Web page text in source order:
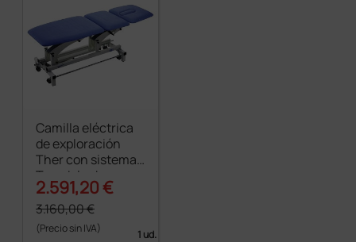
Camilla eléctrica
de exploración
Ther con sistema
Trendelenburg -
azul
2.591,20 €
3.160,00 €
(Precio sin IVA) 1 ud.